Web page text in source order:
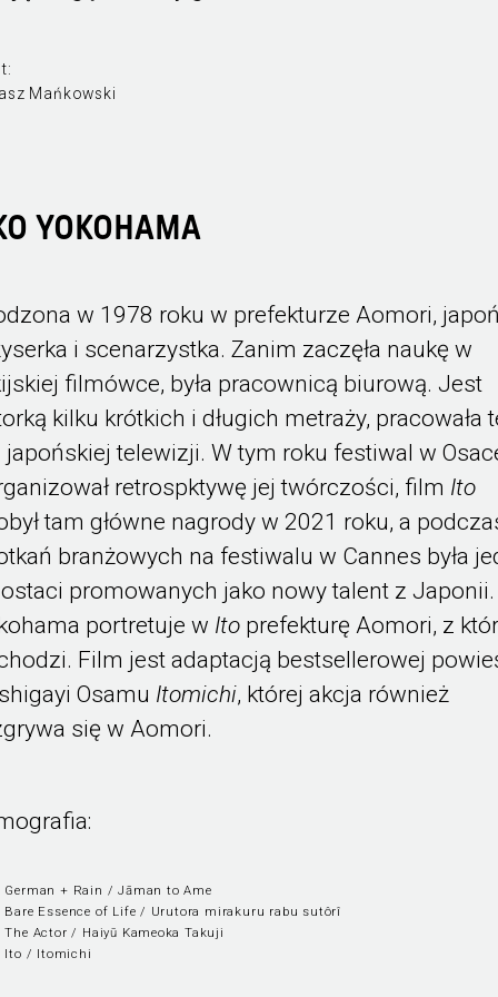
Mańkowski
YOKOHAMA
w 1978 roku w prefekturze Aomori,
i scenarzystka. Zanim zaczęła naukę w
filmówce, była pracownicą biurową. Jest
kilku krótkich i długich metraży, pracowała
japońskiej telewizji. W tym roku festiwal w
retrospktywę jej twórczości, film Ito
tam główne nagrody w 2021 roku, a
branżowych na festiwalu w Cannes była
promowanych jako nowy talent z Japonii.
portretuje w Ito prefekturę Aomori, z
Film jest adaptacją bestsellerowej
Osamu Itomichi, której akcja również
się w Aomori.
German + Rain / Jāman to Ame
Bare Essence of Life / Urutora mirakuru rabu sutôrî
The Actor / Haiyū Kameoka Takuji
Ito / Itomichi